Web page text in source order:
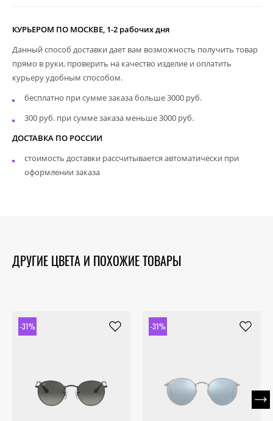
КУРЬЕРОМ ПО МОСКВЕ, 1-2 рабочих дня
Данный способ доставки дает вам возможность получить товар
прямо в руки, проверить на качество изделие и оплатить
курьеру удобным способом.
бесплатно при сумме заказа больше 3000 руб.
300 руб. при сумме заказа меньше 3000 руб.
ДОСТАВКА ПО РОССИИ
стоимость доставки рассчитывается автоматически при
оформлении заказа
ДРУГИЕ ЦВЕТА И ПОХОЖИЕ ТОВАРЫ
-31% -31%